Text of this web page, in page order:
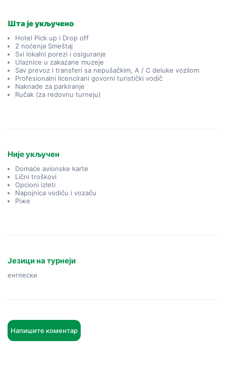
Шта је укључено
Hotel Pick up i Drop off
2 noćenja Smeštaj
Svi lokalni porezi i osiguranje
Ulaznice u zakazane muzeje
Sav prevoz i transferi sa nepušačkim, A / C deluke vozilom
Profesionalni licencirani govorni turistički vodič
Naknade za parkiranje
Ručak (za redovnu turneju)
Није укључен
Domaće avionske karte
Lični troškovi
Opcioni izleti
Napojnica vodiču i vozaču
Piжe
Језици на турнеји
енглески
Напишите коментар